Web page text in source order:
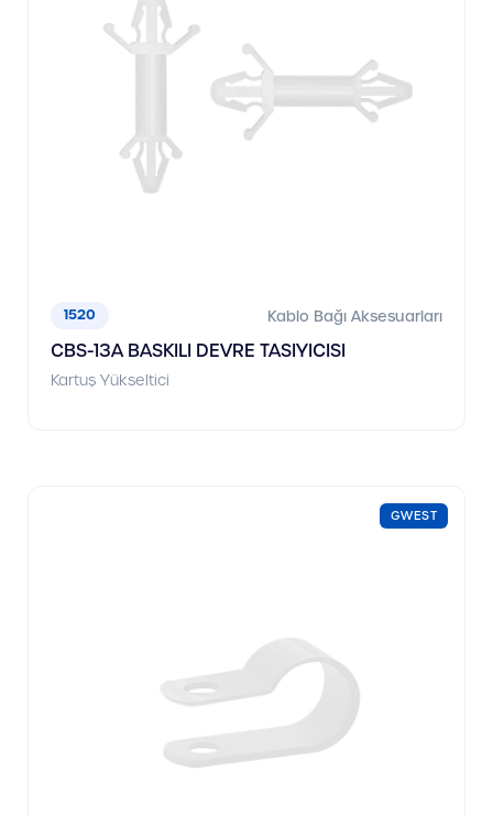
1520 Kablo Bağı Aksesuarları
CBS-13A BASKILI DEVRE TASIYICISI
Kartuş Yükseltici
GWEST